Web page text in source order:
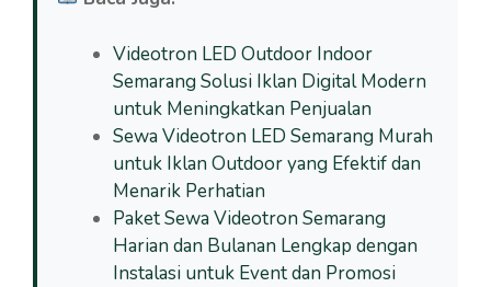
Videotron LED Outdoor Indoor
Semarang Solusi Iklan Digital Modern
untuk Meningkatkan Penjualan
Sewa Videotron LED Semarang Murah
untuk Iklan Outdoor yang Efektif dan
Menarik Perhatian
Paket Sewa Videotron Semarang
Harian dan Bulanan Lengkap dengan
Instalasi untuk Event dan Promosi